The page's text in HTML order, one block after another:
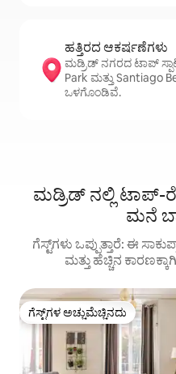
ಹತ್ತಿರದ ಆಕರ್ಷಣೆಗಳು
ಮಡ್ರಿಡ್ ನಗರದ ಟಾಪ್
Park ಮತ್ತು Santiago
ಒಳಗೊಂಡಿವೆ.
ಮಡ್ರಿಡ್ ನಲ್ಲಿ ಟಾಪ್-
ಮನೆ
ಗೆಸ್ಟ್‌ಗಳು ಒಪ್ಪುತ್ತಾರೆ: ಈ
ಮತ್ತು ಹೆಚ್ಚಿನ
ಗೆಸ್ಟ್‌ಗಳ ಅಚ್ಚುಮೆಚ್ಚಿನದು
ಗೆಸ್ಟ್‌ಗಳ ಅಚ್ಚುಮೆಚ್ಚಿನದು